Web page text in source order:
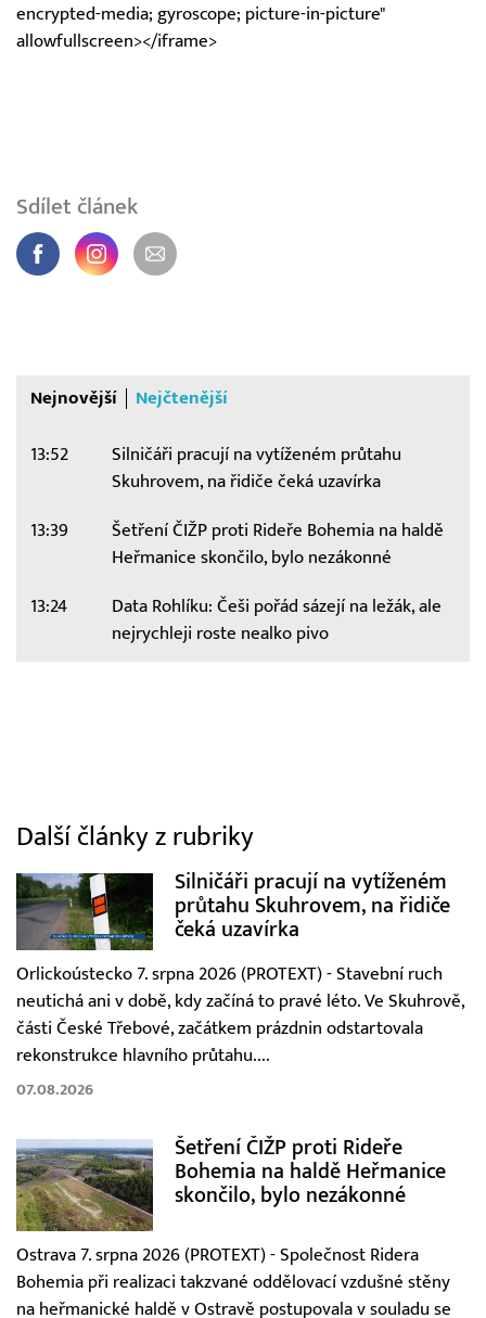
encrypted-media; gyroscope; picture-in-picture"
allowfullscreen></iframe>
Sdílet článek
Nejnovější Nejčtenější
13:52
Silničáři pracují na vytíženém průtahu
Skuhrovem, na řidiče čeká uzavírka
13:39
Šetření ČIŽP proti Rideře Bohemia na haldě
Heřmanice skončilo, bylo nezákonné
13:24
Data Rohlíku: Češi pořád sázejí na ležák, ale
nejrychleji roste nealko pivo
Další články z rubriky
Silničáři pracují na vytíženém
průtahu Skuhrovem, na řidiče
čeká uzavírka
Orlickoústecko 7. srpna 2026 (PROTEXT) - Stavební ruch
neutichá ani v době, kdy začíná to pravé léto. Ve Skuhrově,
části České Třebové, začátkem prázdnin odstartovala
rekonstrukce hlavního průtahu....
07.08.2026
Šetření ČIŽP proti Rideře
Bohemia na haldě Heřmanice
skončilo, bylo nezákonné
Ostrava 7. srpna 2026 (PROTEXT) - Společnost Ridera
Bohemia při realizaci takzvané oddělovací vzdušné stěny
na heřmanické haldě v Ostravě postupovala v souladu se